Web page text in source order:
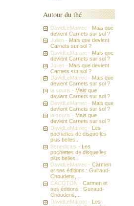
Autour du thé
DavidLeMarrec - Mais que
devient Carnets sur sol ?
Julien - Mais que devient
Carnets sur sol ?
DavidLeMarrec - Mais que
devient Carnets sur sol ?
Julien - Mais que devient
Carnets sur sol ?
DavidLeMarrec - Mais que
devient Carnets sur sol ?
la souris - Mais que
devient Carnets sur sol ?
DavidLeMarrec - Mais que
devient Carnets sur sol ?
la souris - Mais que
devient Carnets sur sol ?
DavidLeMarrec - Les
pochettes de disque les
plus belles...
Benedictus - Les
pochettes de disque les
plus belles...
DavidLeMarrec -Carmen
et ses éditions : Guiraud-
Choudens,...
CACOTON -Carmen et
ses éditions : Guiraud-
Choudens,...
DavidLeMarrec - Les